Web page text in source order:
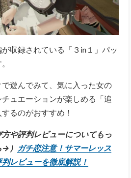
収録されている「３in１」パッ
遊んでみて、気に入った女の
ュエーションが楽しめる「追
るのがおすすめ！
や評判レビューについてもっ
） ガチ恋注意！サマーレッス
レビューを徹底解説！